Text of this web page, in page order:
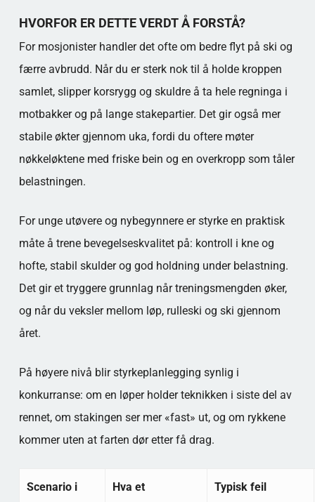
HVORFOR ER DETTE VERDT Å FORSTÅ?
For mosjonister handler det ofte om bedre flyt på ski og
færre avbrudd. Når du er sterk nok til å holde kroppen
samlet, slipper korsrygg og skuldre å ta hele regninga i
motbakker og på lange stakepartier. Det gir også mer
stabile økter gjennom uka, fordi du oftere møter
nøkkeløktene med friske bein og en overkropp som tåler
belastningen.
For unge utøvere og nybegynnere er styrke en praktisk
måte å trene bevegelseskvalitet på: kontroll i kne og
hofte, stabil skulder og god holdning under belastning.
Det gir et tryggere grunnlag når treningsmengden øker,
og når du veksler mellom løp, rulleski og ski gjennom
året.
På høyere nivå blir styrkeplanlegging synlig i
konkurranse: om en løper holder teknikken i siste del av
rennet, om stakingen ser mer «fast» ut, og om rykkene
kommer uten at farten dør etter få drag.
Scenario i
Hva et
Typisk feil